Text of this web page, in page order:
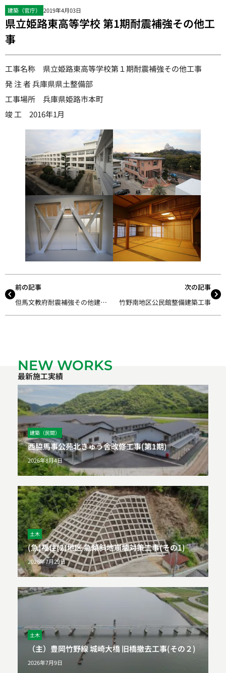
建築（官庁） 2019年4月03日
県立姫路東高等学校 第1期耐震補強その他工
事
工事名称 県立姫路東高等学校第１期耐震補強その他工事
発 注 者 兵庫県県土整備部
工事場所 兵庫県姫路市本町
竣 工 2016年1月
前の記事
但馬文教府耐震補強その他建築工事
次の記事
竹野南地区公民館整備建築工事
NEW WORKS
最新施工実績
建築（民間）
西脇馬事公苑北きゅう舎改修工事(第1期)
2026年8月4日
土木
(急)福住(2)地区 急傾斜地崩壊対策工事(その1)
2026年7月29日
土木
（主）豊岡竹野線 城崎大橋 旧橋撤去工事(その２)
2026年7月9日